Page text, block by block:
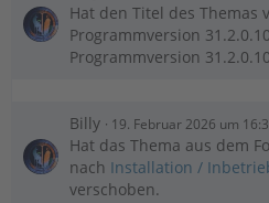
Hat den Titel des Themas
Programmversion
Programmversion
Billy 19. Februar 2026 um
Hat das Thema aus dem
nach Installation /
verschoben.